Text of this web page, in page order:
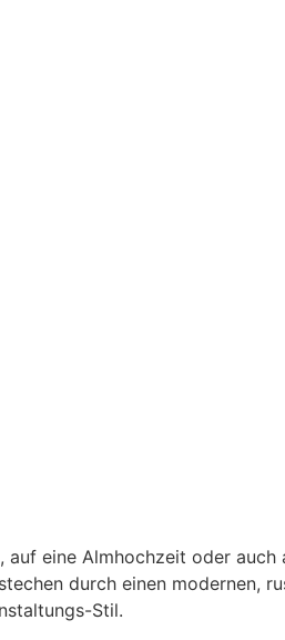
eine Almhochzeit oder
durch einen modernen,
Stil.